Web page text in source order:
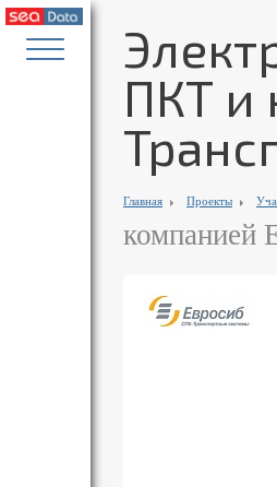
ПКТ и
Главная Проекты
компанией